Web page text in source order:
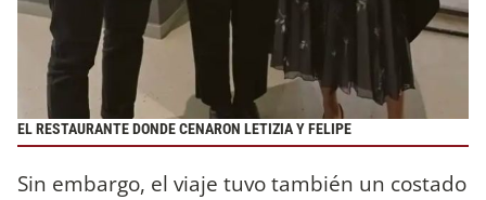
EL RESTAURANTE DONDE CENARON LETIZIA Y FELIPE
Sin embargo, el viaje tuvo también un costado